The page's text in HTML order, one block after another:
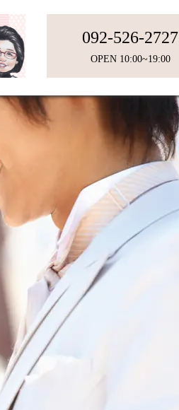
会員様の声
092-526-2727
OPEN 10:00~19:00